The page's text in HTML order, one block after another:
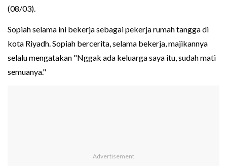
(08/03).
Sopiah selama ini bekerja sebagai pekerja rumah tangga di
kota Riyadh. Sopiah bercerita, selama bekerja, majikannya
selalu mengatakan "Nggak ada keluarga saya itu, sudah mati
semuanya."